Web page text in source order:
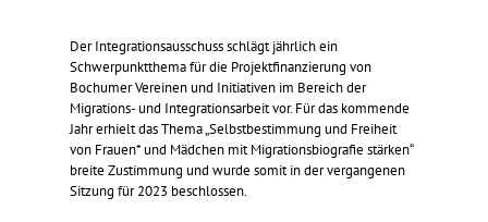
Der Integrationsausschuss schlägt jährlich ein
Schwerpunktthema für die Projektfinanzierung von
Bochumer Vereinen und Initiativen im Bereich der
Migrations- und Integrationsarbeit vor. Für das kommende
Jahr erhielt das Thema „Selbstbestimmung und Freiheit
von Frauen* und Mädchen mit Migrationsbiografie stärken“
breite Zustimmung und wurde somit in der vergangenen
Sitzung für 2023 beschlossen.